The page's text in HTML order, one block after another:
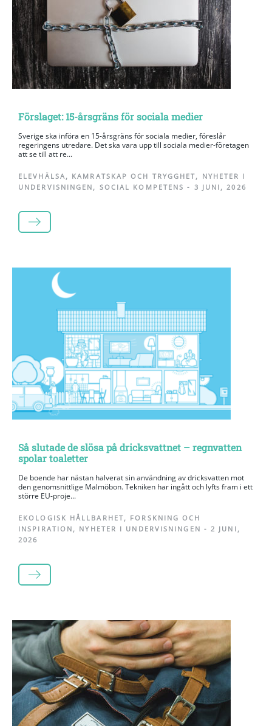
Förslaget: 15-årsgräns för sociala medier
Sverige ska införa en 15-årsgräns för sociala medier, föreslår
regeringens utredare. Det ska vara upp till sociala medier-företagen
att se till att re...
ELEVHÄLSA , KAMRATSKAP OCH TRYGGHET, NYHETER I
UNDERVISNINGEN , SOCIAL KOMPETENS - 3 JUNI, 2026
LÄS MER
Så slutade de slösa på dricksvattnet – regnvatten
spolar toaletter
De boende har nästan halverat sin användning av dricksvatten mot
den genomsnittlige Malmöbon. Tekniken har ingått och lyfts fram i ett
större EU-proje...
EKOLOGISK HÅLLBARHET, FORSKNING OCH
INSPIRATION , NYHETER I UNDERVISNINGEN - 2 JUNI,
2026
LÄS MER